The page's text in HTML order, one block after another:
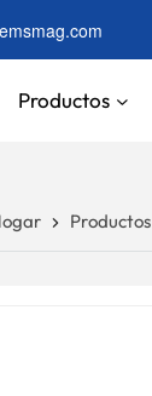
Productos
Productos